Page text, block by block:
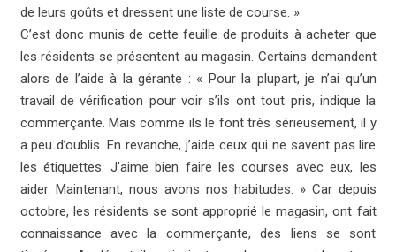
de leurs goûts et dressent une liste de course. »
C’est donc munis de cette feuille de produits à acheter que
les résidents se présentent au magasin. Certains demandent
alors de l’aide à la gérante : « Pour la plupart, je n’ai qu’un
travail de vérification pour voir s’ils ont tout pris, indique la
commerçante. Mais comme ils le font très sérieusement, il y
a peu d’oublis. En revanche, j’aide ceux qui ne savent pas lire
les étiquettes. J’aime bien faire les courses avec eux, les
aider. Maintenant, nous avons nos habitudes. » Car depuis
octobre, les résidents se sont approprié le magasin, ont fait
connaissance avec la commerçante, des liens se sont